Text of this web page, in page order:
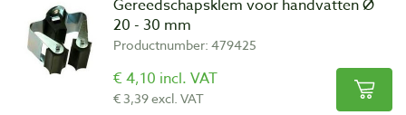
Gereedschapsklem voor handvatten Ø
20 - 30 mm
Productnumber: 479425
€ 4,10 incl. VAT
€ 3,39 excl. VAT